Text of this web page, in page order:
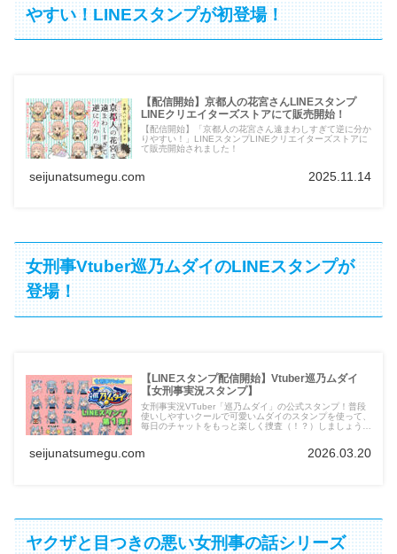
やすい！LINEスタンプが初登場！
【配信開始】京都人の花宮さんLINEスタンプ
LINEクリエイターズストアにて販売開始！
【配信開始】「京都人の花宮さん遠まわしすぎて逆に分か
りやすい！」LINEスタンプLINEクリエイターズストアに
て販売開始されました！
seijunatsumegu.com 2025.11.14
女刑事Vtuber巡乃ムダイのLINEスタンプが
登場！
【LINEスタンプ配信開始】Vtuber巡乃ムダイ
【女刑事実況スタンプ】
女刑事実況VTuber「巡乃ムダイ」の公式スタンプ！普段
使いしやすいクールで可愛いムダイのスタンプを使って、
毎日のチャットをもっと楽しく捜査（！？）しましょう。
seijunatsumegu.com 2026.03.20
ヤクザと目つきの悪い女刑事の話シリーズ